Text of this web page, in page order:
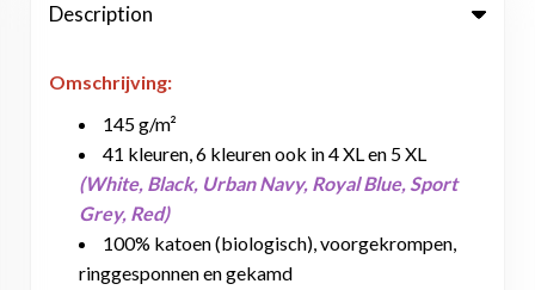
Description
Omschrijving:
145 g/m²
41 kleuren, 6 kleuren ook in 4 XL en 5 XL
(White, Black, Urban Navy, Royal Blue, Sport
Grey, Red)
100% katoen (biologisch), voorgekrompen,
ringgesponnen en gekamd